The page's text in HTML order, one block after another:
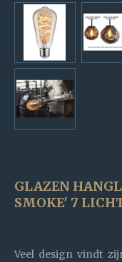
GLAZEN
SMOKE' 7
Veel design vindt